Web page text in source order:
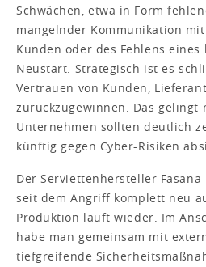
Schwächen, etwa in Form
mangelnder Kommunikation
Kunden oder des Fehlens
Neustart. Strategisch ist es
Vertrauen von Kunden,
zurückzugewinnen. Das gelingt
Unternehmen sollten deutlich
künftig gegen Cyber-Risiken
Der Serviettenhersteller Fasana
seit dem Angriff komplett neu
Produktion läuft wieder. Im
habe man gemeinsam mit
tiefgreifende